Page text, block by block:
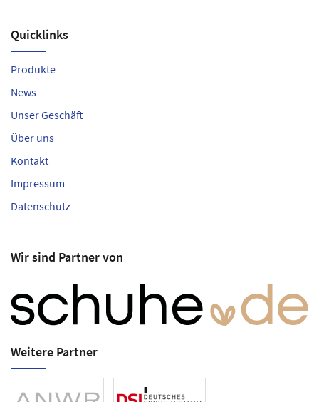
Quicklinks
Produkte
News
Unser Geschäft
Über uns
Kontakt
Impressum
Datenschutz
Wir sind Partner von
Weitere Partner